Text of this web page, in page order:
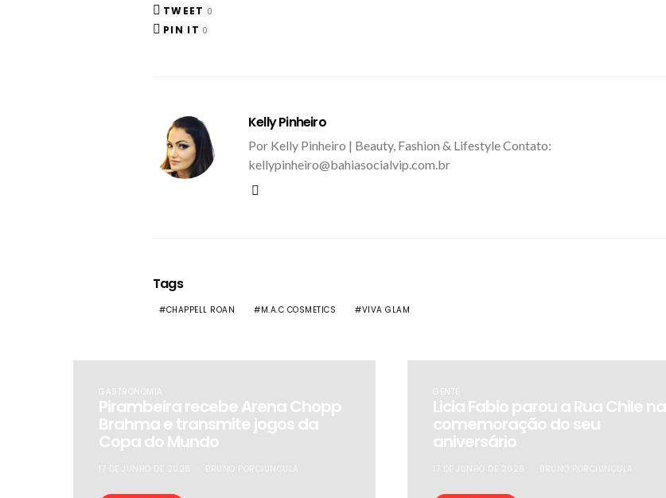
TWEET 0
PIN IT 0
Kelly Pinheiro
Por Kelly Pinheiro | Beauty, Fashion & Lifestyle Contato:
kellypinheiro@bahiasocialvip.com.br
Tags
CHAPPELL ROAN M.A.C COSMETICS VIVA GLAM
GASTRONOMIA
​Pirambeira recebe Arena Chopp
Brahma e transmite jogos da
Copa do Mundo
GENTE
Licia Fabio parou a Rua Chile na
comemoração do seu
aniversário